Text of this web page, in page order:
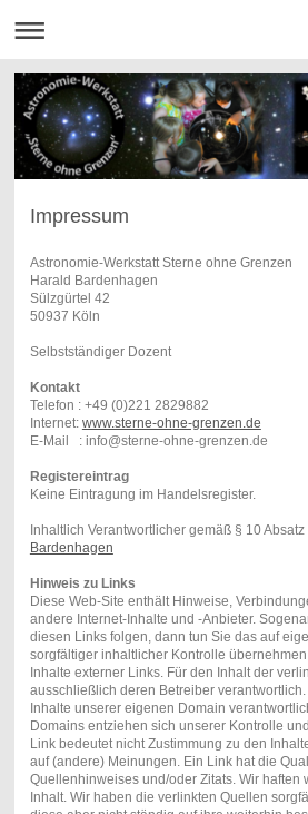
Impressum
Astronomie-Werkstatt Sterne ohne Grenzen
Harald Bardenhagen
Sülzgürtel 42
50937 Köln
Selbstständiger Dozent
Kontakt
Telefon : +49 (0)221 2829882
Internet: www.sterne-ohne-grenzen.de
E-Mail : info@sterne-ohne-grenzen.de
Registereintrag
Keine Eintragung im Handelsregister.
Inhaltlich Verantwortlicher gemäß § 10 Absatz
Bardenhagen
Hinweis zu Links
Diese Web-Site enthält Hinweise,
andere Internet-Inhalte und -Anbieter.
diesen Links folgen, dann tun Sie das auf
sorgfältiger inhaltlicher Kontrolle
Inhalte externer Links. Für den Inhalt der
ausschließlich deren Betreiber
Inhalte unserer eigenen Domain
Domains entziehen sich unserer Kontrolle
Link bedeutet nicht Zustimmung zu den
auf (andere) Meinungen. Ein Link hat die
Quellenhinweises und/oder Zitats. Wir haften
Inhalt. Wir haben die verlinkten Quellen